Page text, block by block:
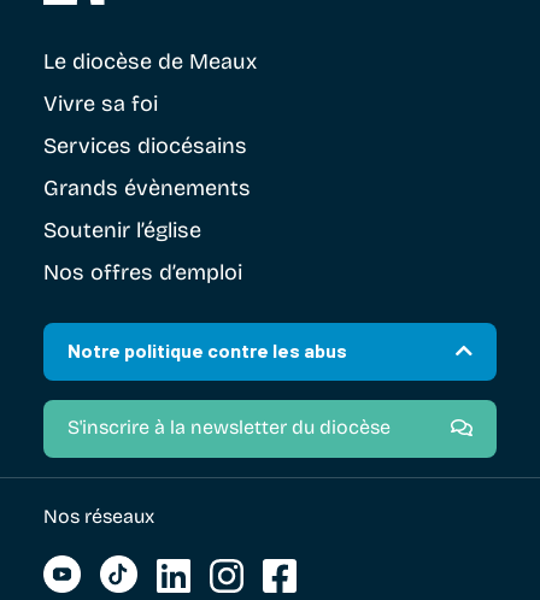
Le diocèse de Meaux
Vivre sa foi
Services diocésains
Grands évènements
Soutenir l’église
Nos offres d’emploi
Notre politique contre les abus
S'inscrire à la newsletter du diocèse
Nos réseaux